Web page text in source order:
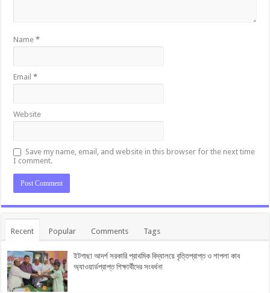
Name*
Email*
Website
Save my name, email, and website in this browser for the next time
I comment.
Recent Popular Comments Tags
ইটগাছা আদর্শ সরকারি প্রাথমিক বিদ্যালয়ে বৃত্তিপ্রাপ্ত ও শাপলা কাব
অ্যাওয়ার্ডপ্রাপ্ত শিক্ষার্থীদের সংবর্ধনা